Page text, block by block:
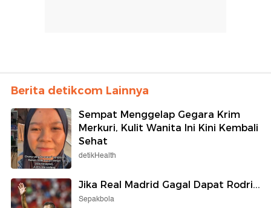
Berita detikcom Lainnya
Sempat Menggelap Gegara Krim
Merkuri, Kulit Wanita Ini Kini Kembali
Sehat
detikHealth
Jika Real Madrid Gagal Dapat Rodri...
Sepakbola